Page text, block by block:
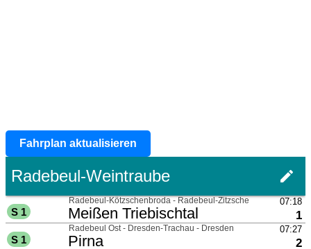
Fahrplan aktualisieren